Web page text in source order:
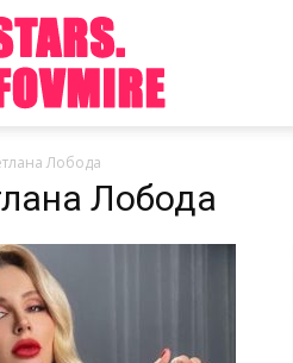
факты
Лобода
Лобода